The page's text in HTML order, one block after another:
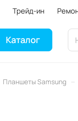
Трейд-ин
Каталог
Планшеты Samsung –